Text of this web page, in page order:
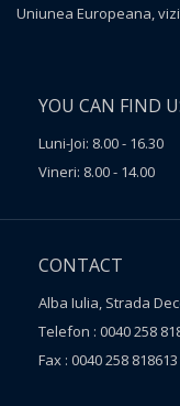
Uniunea Europeana,
YOU CAN FIND
Luni-Joi: 8.00 - 16.30
Vineri: 8.00 - 14.00
CONTACT
Alba Iulia, Strada
Telefon : 0040 258
Fax : 0040 258 818613